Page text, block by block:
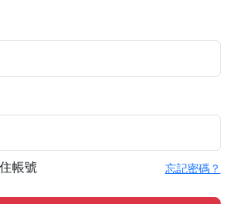
帳號 忘記密碼？